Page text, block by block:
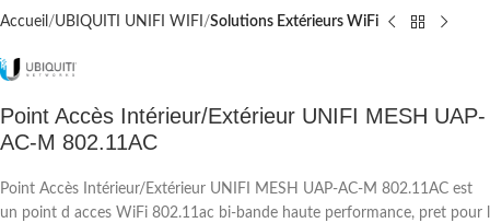
Accueil UBIQUITI UNIFI WIFI Solutions Extérieurs WiFi
Point Accès Intérieur/Extérieur UNIFI MESH UAP-
AC-M 802.11AC
Point Accès Intérieur/Extérieur UNIFI MESH UAP-AC-M 802.11AC est
un point d acces WiFi 802.11ac bi-bande haute performance, pret pour l